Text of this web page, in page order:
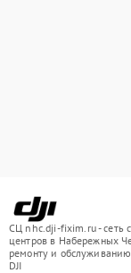
СЦ nhc.dji-fixim.ru - сеть
центров в Набережных
ремонту и
DJI